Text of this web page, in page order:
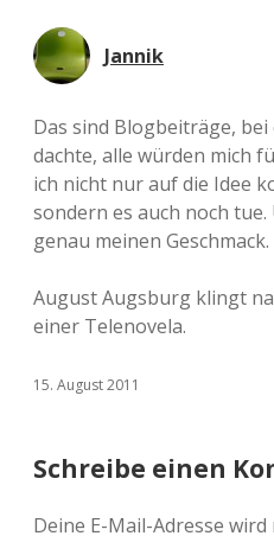
Jannik
Das sind Blogbeiträge,
dachte, alle würden mich
ich nicht nur auf die Idee
sondern es auch noch
genau meinen Geschmack.
August Augsburg klingt
einer Telenovela.
15. August 2011
Schreibe einen
Deine E-Mail-Adresse